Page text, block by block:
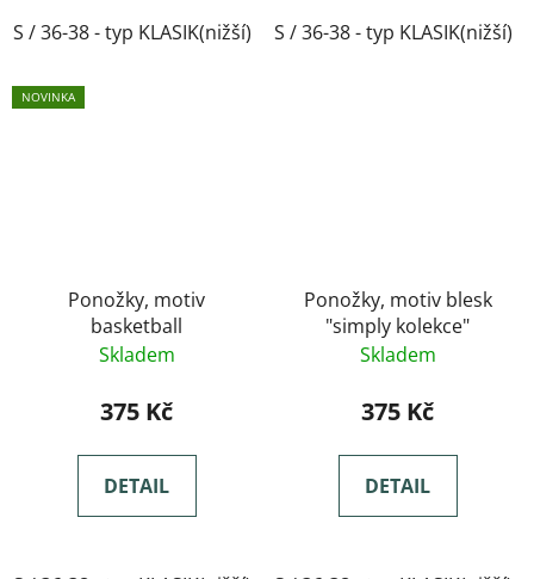
S / 36-38 - typ KLASIK(nižší) M / 39-41- typ KLASIK(nižší)
S / 36-38 - typ KLASIK(nižší)
NOVINKA
Ponožky, motiv
basketball
Skladem
375 Kč
DETAIL
Ponožky, motiv blesk
"simply kolekce"
Skladem
375 Kč
DETAIL